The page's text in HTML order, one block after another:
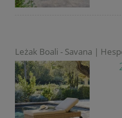
Leżak Boali - Savana |